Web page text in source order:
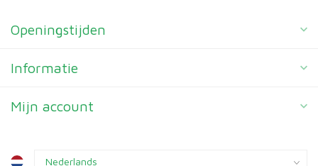
Openingstijden
Informatie
Mijn account